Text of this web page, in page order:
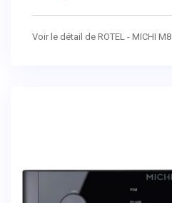
Voir le détail de ROTEL - MICHI M8